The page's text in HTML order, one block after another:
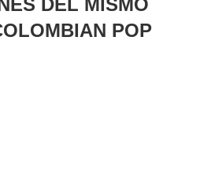
DEL MISMO
POP